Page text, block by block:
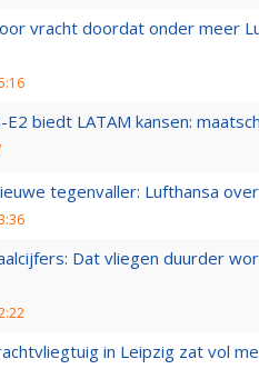
vracht doordat onder meer
E2 biedt LATAM kansen:
tegenvaller: Lufthansa
Dat vliegen duurder
in Leipzig zat vol